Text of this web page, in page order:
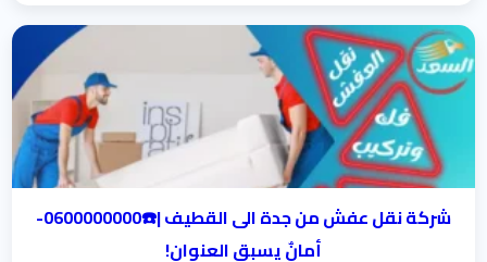
شركة نقل عفش من جدة الى القطيف |☎️0600000000-
أمانٌ يسبق العنوان!